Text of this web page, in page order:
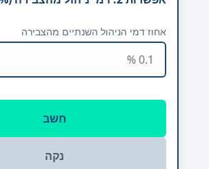
אחוז דמי הניהול השנתיים מהצבירה
חשב
נקה